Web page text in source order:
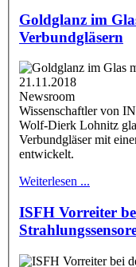
Goldglanz im
Verbundgläsern
21.11.2018
Newsroom
Wissenschaftler von
Wolf-Dierk Lohnitz
Verbundgläser mit
entwickelt.
Weiterlesen ...
ISFH Vorreiter